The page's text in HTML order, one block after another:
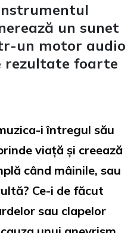
un sunet
un motor audio
rezultate foarte
i întregul său
viață și creează
când mâinile, sau
Ce-i de făcut
sau clapelor